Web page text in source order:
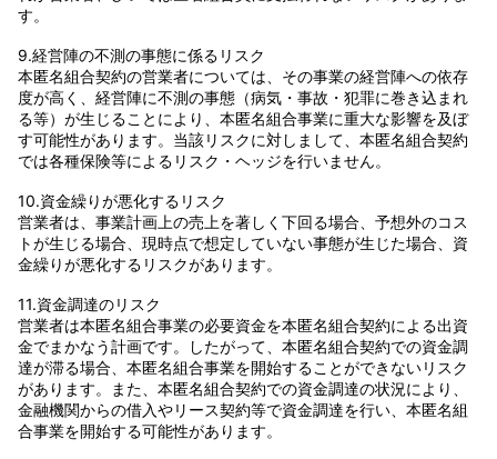
す。
9.経営陣の不測の事態に係るリスク
本匿名組合契約の営業者については、その事業の経営陣への依存
度が高く、経営陣に不測の事態（病気・事故・犯罪に巻き込まれ
る等）が生じることにより、本匿名組合事業に重大な影響を及ぼ
す可能性があります。当該リスクに対しまして、本匿名組合契約
では各種保険等によるリスク・ヘッジを行いません。
10.資金繰りが悪化するリスク
営業者は、事業計画上の売上を著しく下回る場合、予想外のコス
トが生じる場合、現時点で想定していない事態が生じた場合、資
金繰りが悪化するリスクがあります。
11.資金調達のリスク
営業者は本匿名組合事業の必要資金を本匿名組合契約による出資
金でまかなう計画です。したがって、本匿名組合契約での資金調
達が滞る場合、本匿名組合事業を開始することができないリスク
があります。また、本匿名組合契約での資金調達の状況により、
金融機関からの借入やリース契約等で資金調達を行い、本匿名組
合事業を開始する可能性があります。